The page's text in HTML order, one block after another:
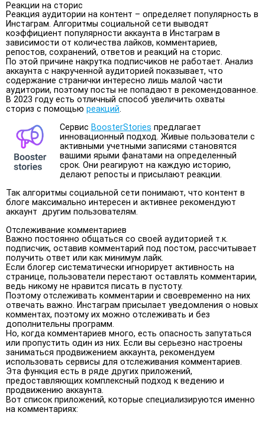
Реакции на сторис
Реакция аудитории на контент – определяет популярность в
Инстаграм. Алгоритмы социальной сети выводят
коэффициент популярности аккаунта в Инстаграм в
зависимости от количества лайков, комментариев,
репостов, сохранений, ответов и реакций на сторис.
По этой причине накрутка подписчиков не работает. Анализ
аккаунта с накрученной аудиторией показывает, что
содержание странички интересно лишь малой части
аудитории, поэтому посты не попадают в рекомендованное.
В 2023 году есть отличный способ увеличить охваты
сториз с помощью реакций.
Сервис BoosterStories предлагает
инновационный подход. Живые пользователи с
активными учетными записями становятся
вашими ярыми фанатами на определенный
срок. Они реагируют на каждую историю,
делают репосты и присылают реакции.
Так алгоритмы социальной сети понимают, что контент в
блоге максимально интересен и активнее рекомендуют
аккаунт другим пользователям.
Отслеживание комментариев
Важно постоянно общаться со своей аудиторией т.к.
подписчик, оставив комментарий под постом, рассчитывает
получить ответ или как минимум лайк.
Если блогер систематически игнорирует активность на
странице, пользователи перестают оставлять комментарии,
ведь никому не нравится писать в пустоту.
Поэтому отслеживать комментарии и своевременно на них
отвечать важно. Инстаграм присылает уведомления о новых
комментах, поэтому их можно отслеживать и без
дополнительны программ.
Но, когда комментариев много, есть опасность запутаться
или пропустить один из них. Если вы серьезно настроены
заниматься продвижением аккаунта, рекомендуем
использовать сервисы для отслеживания комментариев.
Эта функция есть в ряде других приложений,
предоставляющих комплексный подход к ведению и
продвижению аккаунта.
Вот список приложений, которые специализируются именно
на комментариях: